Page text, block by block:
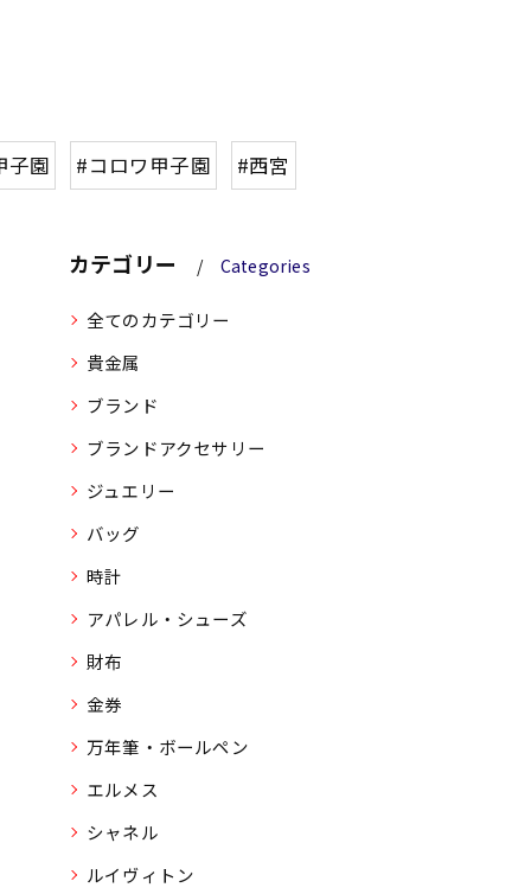
子園 #コロワ甲子園 #西宮
カテゴリー Categories
全てのカテゴリー
貴金属
ブランド
ブランドアクセサリー
ジュエリー
バッグ
時計
アパレル・シューズ
財布
金券
万年筆・ボールペン
エルメス
シャネル
ルイヴィトン